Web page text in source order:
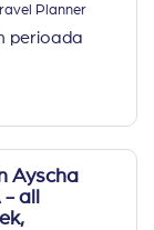
Planner
perioada
Ayscha
all